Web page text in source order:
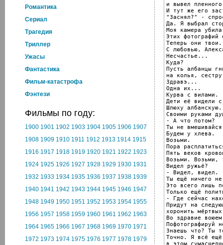
Романтика
Cериал
Трагедия
Триллер
Ужасы
Фантастика
Фильм-катастрофа
Фэнтези
Фильмы по году:
1900 1901 1902 1903 1904 1905 1906 1907
1908 1909 1910 1911 1912 1913 1914 1915
1916 1917 1918 1919 1920 1921 1922 1923
1924 1925 1926 1927 1928 1929 1930 1931
1932 1933 1934 1935 1936 1937 1938 1939
1940 1941 1942 1943 1944 1945 1946 1947
1948 1949 1950 1951 1952 1953 1954 1955
1956 1957 1958 1959 1960 1961 1962 1963
1964 1965 1966 1967 1968 1969 1970 1971
1972 1973 1974 1975 1976 1977 1978 1979
и вывел
И тут же его
"Заснял?" -
Да. Я выбрал
Моя камера
Этих
Теперь они твои.
С любовью,
Несчастье...
Куда?
Пусть албанцы
на колья,
Здравэ...
Одна их...
Курва с вилами.
Дети её видели
Шлюху албанскую.
Своими руками
- А что потом?
Ты не
Будем у хлева.
Возьми.
Пора
Пять веков
Возьми. Возьми,
Видел ружьё?
- Видел, видел.
Ты ещё ничего
Это всего лишь
Только ещё
- Где сейчас
Придут на
хоронить
Во здравие
Пофотографируй
Знаешь что? Ты
Точно. Я всё
в этом